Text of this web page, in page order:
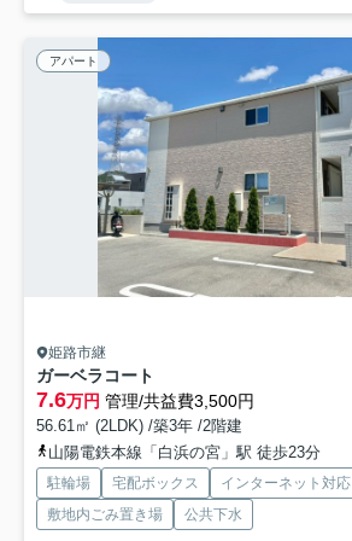
アパート
姫路市継
ガーベラコート
7.6万円 管理/共益費3,500円
56.61㎡ (2LDK) /築3年 /2階建
山陽電鉄本線「白浜の宮」駅 徒歩23分
駐輪場 宅配ボックス インターネット対応
敷地内ごみ置き場
公共下水